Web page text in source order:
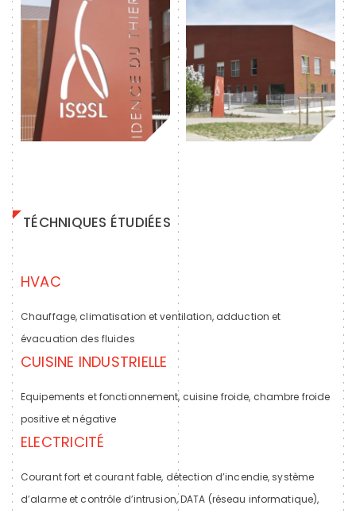
TÉCHNIQUES ÉTUDIÉES
HVAC
Chauffage, climatisation et ventilation, adduction et
évacuation des fluides
CUISINE INDUSTRIELLE
Equipements et fonctionnement, cuisine froide, chambre froide
positive et négative
ELECTRICITÉ
Courant fort et courant fable, détection d’incendie, système
d’alarme et contrôle d’intrusion, DATA (réseau informatique),